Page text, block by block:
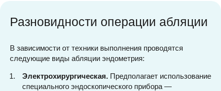
Разновидности операции абляции
В зависимости от техники выполнения проводятся
следующие виды абляции эндометрия:
Электрохирургическая. Предполагает использование
специального эндоскопического прибора —